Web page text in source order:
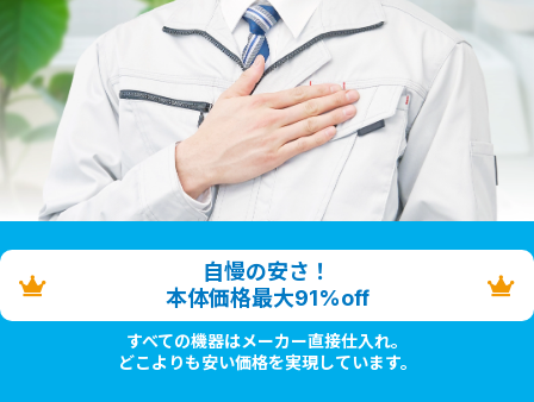
自慢の安さ！
本体価格最大91%off
すべての機器はメーカー直接仕入れ。
どこよりも安い価格を実現しています。